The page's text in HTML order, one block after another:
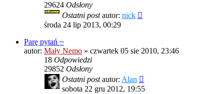
29624 Odsłony
Ostatni postautor: nick
środa 24 lip 2013, 00:29
Parę pytań ~
autor: Mały Nemo » czwartek 05 sie 2010, 23:46
18 Odpowiedzi
29852 Odsłony
Ostatni postautor: Alan
sobota 22 gru 2012, 19:55